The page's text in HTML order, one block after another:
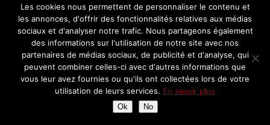
Les cookies nous permettent de personnaliser le contenu et
les annonces, d'offrir des fonctionnalités relatives aux médias
sociaux et d'analyser notre trafic. Nous partageons également
des informations sur l'utilisation de notre site avec nos
partenaires de médias sociaux, de publicité et d'analyse, qui
peuvent combiner celles-ci avec d'autres informations que
vous leur avez fournies ou qu'ils ont collectées lors de votre
utilisation de leurs services. En savoir plus
Ok No